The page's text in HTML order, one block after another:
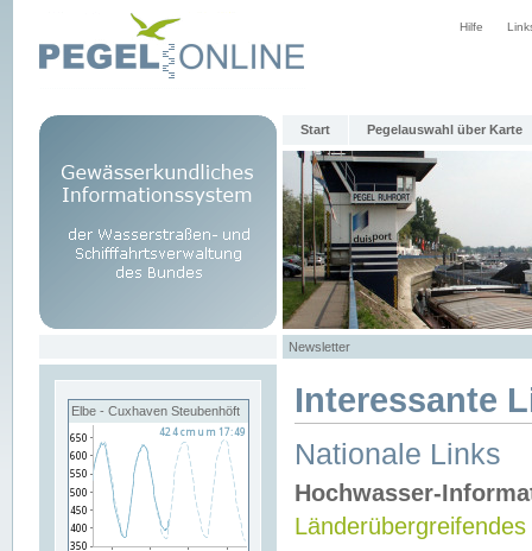
Hilfe
Start Pegelauswahl über Karte
Newsletter
Elbe - Cuxhaven Steubenhöft Interessante
Nationale Links
Hochwasser-